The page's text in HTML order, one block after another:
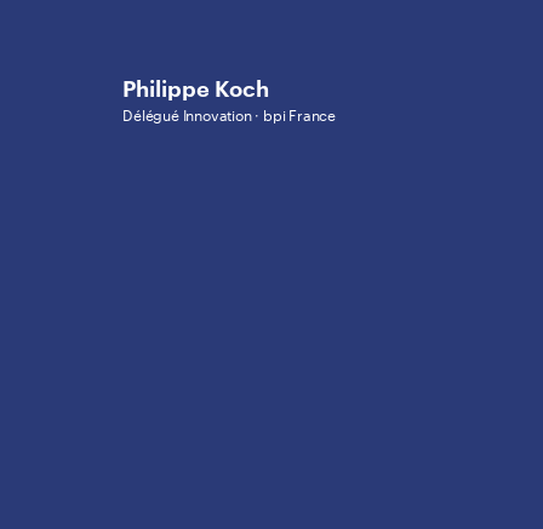
Philippe Koch
Délégué Innovation · bpi France